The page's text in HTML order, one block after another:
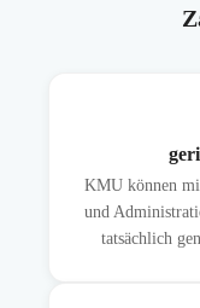
KMU können
und
tatsächlich